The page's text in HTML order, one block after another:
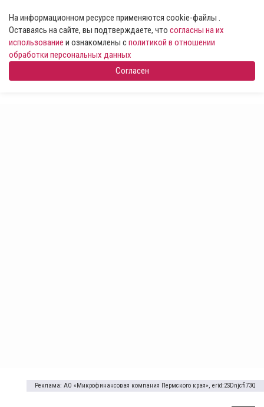
На информационном ресурсе применяются cookie-файлы .
Оставаясь на сайте, вы подтверждаете, что согласны на их
использование и ознакомлены сполитикой в отношении
обработки персональных данных
Согласен
Реклама: АО «Микрофинансовая компания Пермского края», erid:2SDnjcfi73Q